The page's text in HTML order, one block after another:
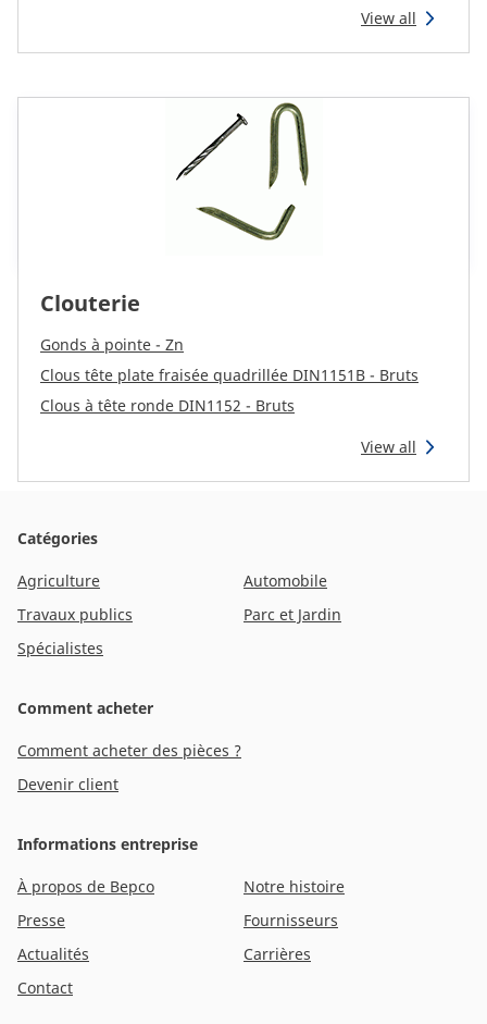
View all
Clouterie
Gonds à pointe - Zn
Clous tête plate fraisée quadrillée DIN1151B - Bruts
Clous à tête ronde DIN1152 - Bruts
View all
Catégories
Agriculture
Automobile
Travaux publics
Parc et Jardin
Spécialistes
Comment acheter
Comment acheter des pièces ?
Devenir client
Informations entreprise
À propos de Bepco
Notre histoire
Presse
Fournisseurs
Actualités
Carrières
Contact